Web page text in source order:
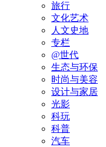
旅行
文化艺术
人文史地
专栏
@世代
生态与环保
时尚与美容
设计与家居
光影
科玩
科普
汽车